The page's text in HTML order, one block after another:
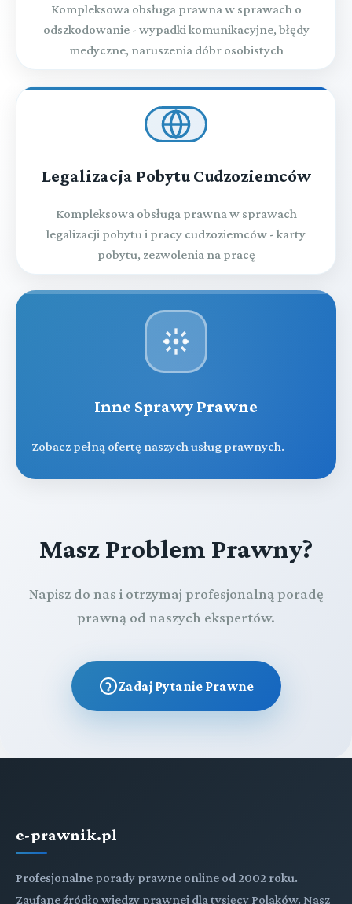
Kompleksowa obsługa prawna w sprawach o
odszkodowanie - wypadki komunikacyjne, błędy
medyczne, naruszenia dóbr osobistych
Legalizacja Pobytu Cudzoziemców
Kompleksowa obsługa prawna w sprawach
legalizacji pobytu i pracy cudzoziemców - karty
pobytu, zezwolenia na pracę
Inne Sprawy Prawne
Zobacz pełną ofertę naszych usług prawnych.
Masz Problem Prawny?
Napisz do nas i otrzymaj profesjonalną poradę
prawną od naszych ekspertów.
Zadaj Pytanie Prawne
e-prawnik.pl
Profesjonalne porady prawne online od 2002 roku.
Zaufane źródło wiedzy prawnej dla tysięcy Polaków. Nasz